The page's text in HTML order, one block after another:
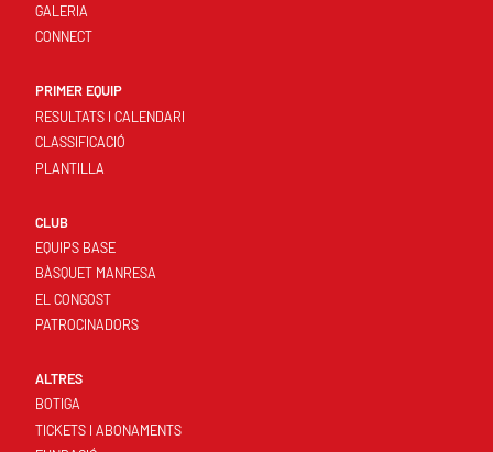
GALERIA
CONNECT
PRIMER EQUIP
RESULTATS I CALENDARI
CLASSIFICACIÓ
PLANTILLA
CLUB
EQUIPS BASE
BÀSQUET MANRESA
EL CONGOST
PATROCINADORS
ALTRES
BOTIGA
TICKETS I ABONAMENTS